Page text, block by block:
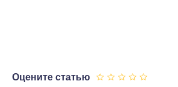
Оцените статью